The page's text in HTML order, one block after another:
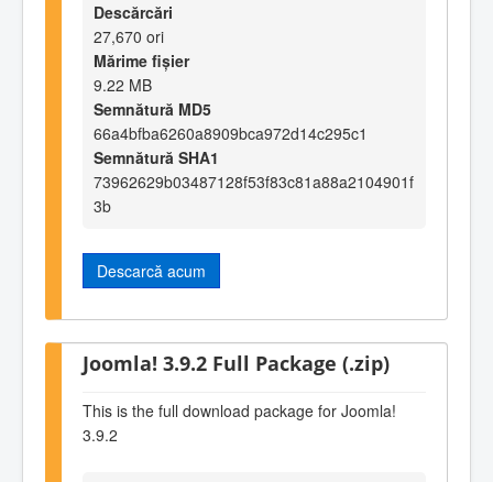
Descărcări
27,670 ori
Mărime fișier
9.22 MB
Semnătură MD5
66a4bfba6260a8909bca972d14c295c1
Semnătură SHA1
73962629b03487128f53f83c81a88a2104901f
3b
Descarcă acum
Joomla! 3.9.2 Full Package (.zip)
This is the full download package for Joomla!
3.9.2